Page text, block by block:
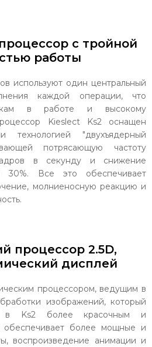
с тройной
работы
используют один центральный
каждой операции, что
в работе и высокому
Kieslect Ks2 оснащен
технологией "двухъядерный
потрясающую частоту
в секунду и снижение
30%. Все это обеспечивает
молниеносную реакцию и
процессор 2.5D,
дисплей
процессором, ведущим в
изображений, который
в Ks2 более красочным и
обеспечивает более мощные и
воспроизведение анимации и